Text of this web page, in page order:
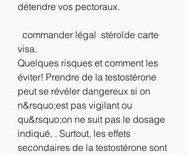
détendre vos pectoraux.
visa.
Quelques risques et comment les
éviter! Prendre de la testostérone
peut se révéler dangereux si on
n&rsquo;est pas vigilant ou
qu&rsquo;on ne suit pas le dosage
indiqué, . Surtout, les effets
secondaires de la testostérone sont